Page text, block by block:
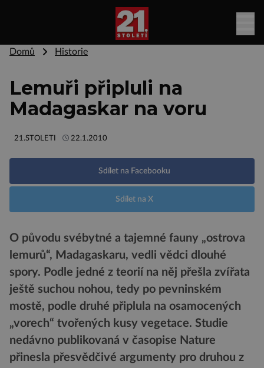
Domů Historie
Lemuři připluli na
Madagaskar na voru
21.STOLETI 22.1.2010
Sdílet na Facebooku
Sdílet na X
O původu svébytné a tajemné fauny „ostrova
lemurů“, Madagaskaru, vedli vědci dlouhé
spory. Podle jedné z teorií na něj přešla zvířata
ještě suchou nohou, tedy po pevninském
mostě, podle druhé připlula na osamocených
„vorech“ tvořených kusy vegetace. Studie
nedávno publikovaná v časopise Nature
přinesla přesvědčivé argumenty pro druhou z